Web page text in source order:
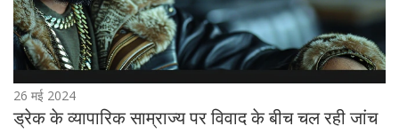
26 मई 2024
ड्रेक के व्यापारिक साम्राज्य पर विवाद के बीच चल रही जांच